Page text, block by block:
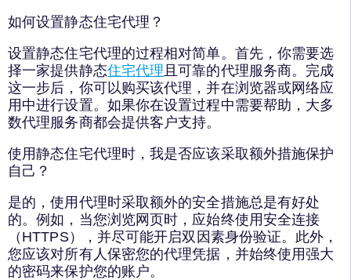
如何设置静态住宅代理？
设置静态住宅代理的过程相对简单。首先，你需要选
择一家提供静态住宅代理 且可靠的代理服务商。完成
这一步后，你可以购买该代理，并在浏览器或网络应
用中进行设置。如果你在设置过程中需要帮助，大多
数代理服务商都会提供客户支持。
使用静态住宅代理时，我是否应该采取额外措施保护
自己？
是的，使用代理时采取额外的安全措施总是有好处
的。例如，当您浏览网页时，应始终使用安全连接
（HTTPS），并尽可能开启双因素身份验证。此外，
您应该对所有人保密您的代理凭据，并始终使用强大
的密码来保护您的账户。